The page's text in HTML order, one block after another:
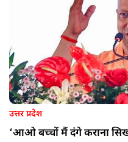
उत्तर प्रदेश
‘आओ बच्चों मैं दंगे कराना